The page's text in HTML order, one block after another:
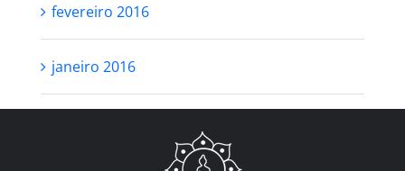
fevereiro 2016
janeiro 2016